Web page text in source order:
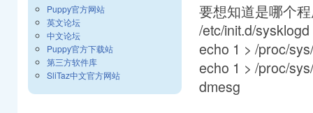
要想知道是哪个
/etc/init.d/
echo 1 > /proc/
echo 1 > /proc/
dmesg
Puppy官方网站
英文论坛
中文论坛
Puppy官方下载站
第三方软件库
SliTaz中文官方网站